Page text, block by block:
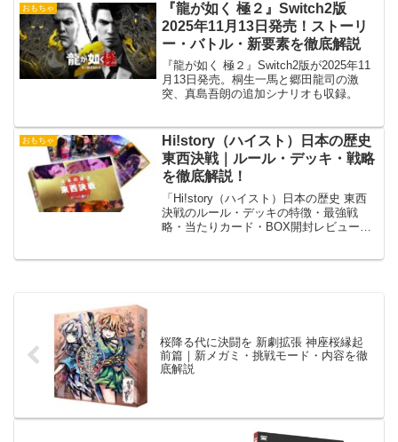
おもちゃ
『龍が如く 極２』Switch2版
2025年11月13日発売！ストーリ
ー・バトル・新要素を徹底解説
『龍が如く 極２』Switch2版が2025年11
月13日発売。桐生一馬と郷田龍司の激
突、真島吾朗の追加シナリオも収録。
おもちゃ
Hi!story（ハイスト）日本の歴史
東西決戦｜ルール・デッキ・戦略
を徹底解説！
「Hi!story（ハイスト）日本の歴史 東西
決戦のルール・デッキの特徴・最強戦
略・当たりカード・BOX開封レビュー・
桜降る代に決闘を 新劇拡張 神座桜縁起
前篇｜新メガミ・挑戦モード・内容を徹
底解説